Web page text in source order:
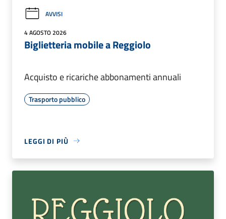
AVVISI
4 AGOSTO 2026
Biglietteria mobile a Reggiolo
Acquisto e ricariche abbonamenti annuali
Trasporto pubblico
LEGGI DI PIÙ